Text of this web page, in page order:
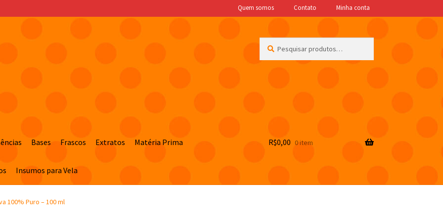
Quem somos Contato Minha conta
por:
Bases Frascos Extratos Matéria Prima
Insumos para Vela
R$0,00 0 item
100% Puro – 100 ml